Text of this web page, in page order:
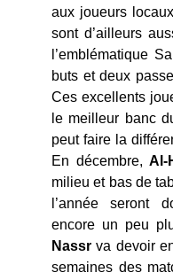
aux joueurs
sont d’ailleurs
l’emblématique
buts et deux
Ces excellents
le meilleur banc
peut faire la
En décembre,
milieu et bas de
l’année seront
encore un peu
Nassrva devoir
semaines des